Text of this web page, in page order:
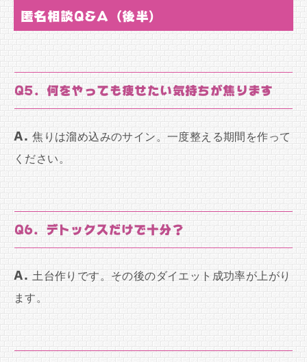
匿名相談Q&A（後半）
Q5. 何をやっても痩せたい気持ちが焦ります
A. 焦りは溜め込みのサイン。一度整える期間を作って
ください。
Q6. デトックスだけで十分？
A. 土台作りです。その後のダイエット成功率が上がり
ます。